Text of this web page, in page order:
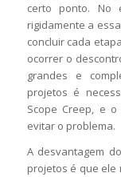
certo ponto. No
rigidamente a
concluir cada
ocorrer o
grandes e
projetos é
Scope Creep, e
evitar o problema.
A desvantagem
projetos é que